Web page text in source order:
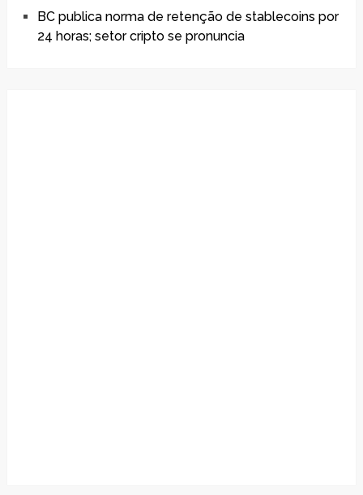
BC publica norma de retenção de stablecoins por
24 horas; setor cripto se pronuncia